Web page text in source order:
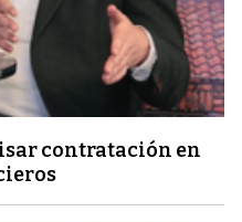
contratación en